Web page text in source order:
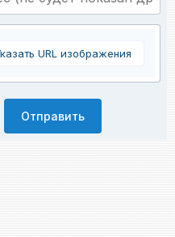
URL изображения
Отправить